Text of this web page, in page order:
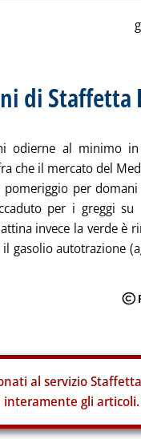
di Staffetta
odierne al minimo
che il mercato del
pomeriggio per
per i greggi su
invece la verde è
gasolio autotrazione
al servizio
interamente gli articoli.